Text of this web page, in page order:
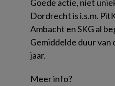
Goede actie, niet
Dordrecht is i.s.m.
Ambacht en SKG al
Gemiddelde duur van
jaar.
Meer info?